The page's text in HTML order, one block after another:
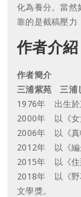
化為養分。當然
靠的是截稿壓
作者介紹
作者簡介
三浦紫苑 三浦
1976年 出生於
2000年 以《女
2006年 以《真
2012年 以《編
2015年 以《住
2018年 以《野
文學獎。